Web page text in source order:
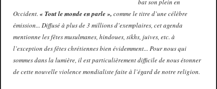
bat son plein en
Occident. « Tout le monde en parle », comme le titre d’une célèbre
émission... Diffusé à plus de 3 millions d’exemplaires, cet agenda
mentionne les fêtes musulmanes, hindoues, sikhs, juives, etc. à
l’exception des fêtes chrétiennes bien évidemment... Pour nous qui
sommes dans la lumière, il est particulièrement difficile de nous étonner
de cette nouvelle violence mondialiste faite à l’égard de notre religion.